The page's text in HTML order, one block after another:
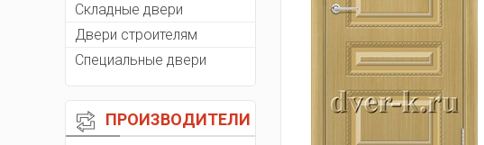
Складные двери
Двери строителям
Специальные двери
ПРОИЗВОДИТЕЛИ